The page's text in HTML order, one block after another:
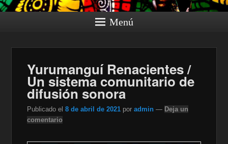
Menú
Yurumanguí Renacientes /
Un sistema comunitario de
difusión sonora
Publicado el 8 de abril de 2021 poradmin — Deja un
comentario